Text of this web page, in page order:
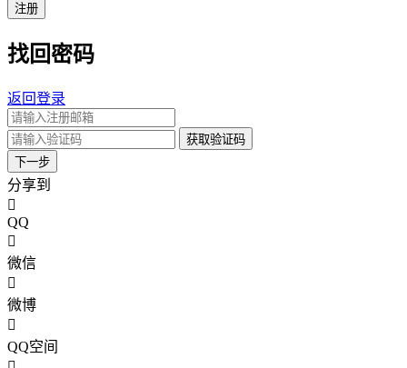
注册
找回密码
返回登录
获取验证码
下一步
分享到
QQ
微信
微博
QQ空间